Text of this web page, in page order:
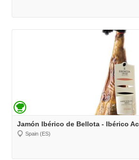
Jamón Ibérico de Bellota - Ibérico
Spain (ES)